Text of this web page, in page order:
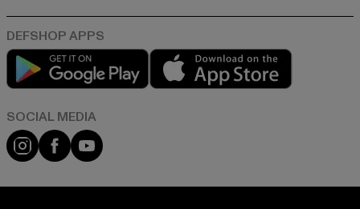
Play market
Instagram
FacebookYouTube